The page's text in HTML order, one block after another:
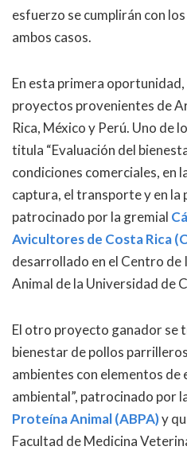
esfuerzo se cumplirán con
ambos casos.
En esta primera
proyectos provenientes de
Rica, México y Perú. Uno de
titula “Evaluación del
condiciones comerciales, en
captura, el transporte y en la
patrocinado por la gremial
Avicultores de Costa Rica
desarrollado en el Centro
Animal de la Universidad de
El otro proyecto ganador se
bienestar de pollos
ambientes con elementos
ambiental”, patrocinado por
Proteína Animal (ABPA)y
Facultad de Medicina